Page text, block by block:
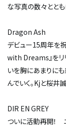
な写真の数々とと
Dragon Ash
デビュー15周年を
with Dreams』をリ
いを胸に――あまり
んでいく。Kjと桜井
DIR EN GREY
ついに活動再開！